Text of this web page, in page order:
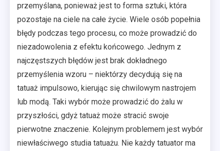
przemyślana, ponieważ jest to forma sztuki, która
pozostaje na ciele na całe życie. Wiele osób popełnia
błędy podczas tego procesu, co może prowadzić do
niezadowolenia z efektu końcowego. Jednym z
najczęstszych błędów jest brak dokładnego
przemyślenia wzoru – niektórzy decydują się na
tatuaż impulsowo, kierując się chwilowym nastrojem
lub modą. Taki wybór może prowadzić do żalu w
przyszłości, gdyż tatuaż może stracić swoje
pierwotne znaczenie. Kolejnym problemem jest wybór
niewłaściwego studia tatuażu. Nie każdy tatuator ma